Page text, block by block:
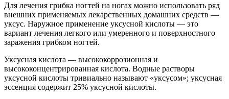
Для лечения грибка ногтей на ногах можно использовать ряд
внешних применяемых лекарственных домашних средств —
уксус. Наружное применение уксусной кислоты — это
вариант лечения легкого или умеренного и поверхностного
заражения грибком ногтей.
Уксусная кислота — высококоррозионная и
высококонцентрированная кислота. Водные растворы
уксусной кислоты тривиально называют «уксусом»; уксусная
эссенция содержит 25% уксусной кислоты.